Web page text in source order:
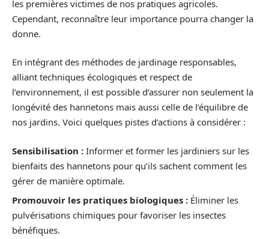
les premières victimes de nos pratiques agricoles.
Cependant, reconnaître leur importance pourra changer la
donne.
En intégrant des méthodes de jardinage responsables,
alliant techniques écologiques et respect de
l’environnement, il est possible d’assurer non seulement la
longévité des hannetons mais aussi celle de l’équilibre de
nos jardins. Voici quelques pistes d’actions à considérer :
Sensibilisation : Informer et former les jardiniers sur les
bienfaits des hannetons pour qu’ils sachent comment les
gérer de manière optimale.
Promouvoir les pratiques biologiques : Éliminer les
pulvérisations chimiques pour favoriser les insectes
bénéfiques.